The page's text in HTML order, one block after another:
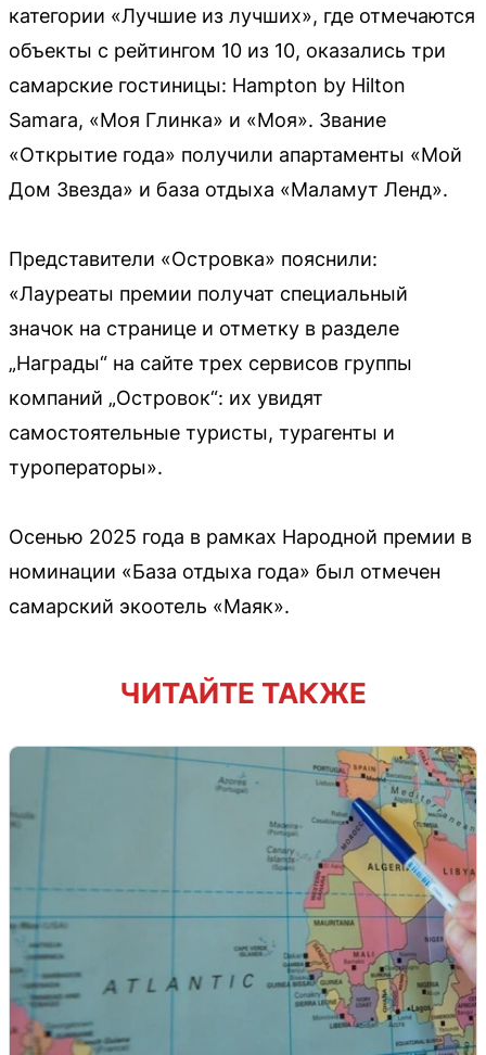
категории «Лучшие из лучших», где отмечаются
объекты с рейтингом 10 из 10, оказались три
самарские гостиницы: Hampton by Hilton
Samara, «Моя Глинка» и «Моя». Звание
«Открытие года» получили апартаменты «Мой
Дом Звезда» и база отдыха «Маламут Ленд».
Представители «Островка» пояснили:
«Лауреаты премии получат специальный
значок на странице и отметку в разделе
„Награды“ на сайте трех сервисов группы
компаний „Островок“: их увидят
самостоятельные туристы, турагенты и
туроператоры».
Осенью 2025 года в рамках Народной премии в
номинации «База отдыха года» был отмечен
самарский экоотель «Маяк».
ЧИТАЙТЕ ТАКЖЕ